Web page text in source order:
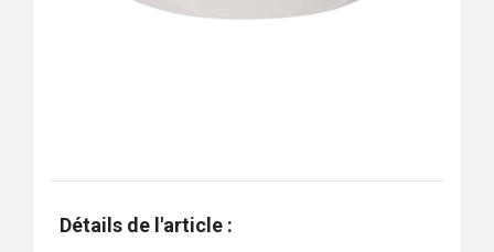
Détails de l'article :